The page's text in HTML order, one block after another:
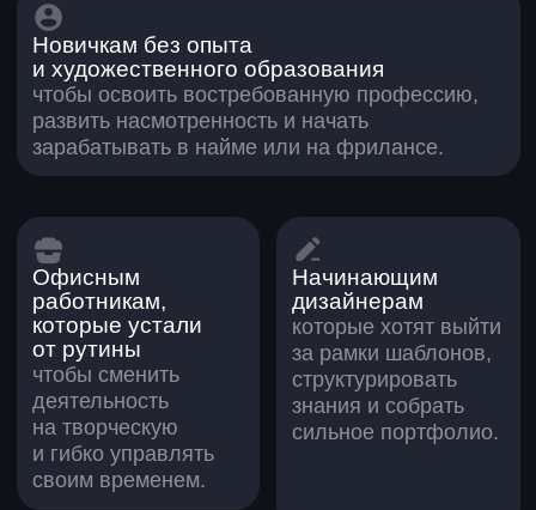
4. Первые шаги в графическом
дизайне
Познакомитесь с форматом
обучения и работой с наставником
Узнаете, как выстроен процесс
обучения
Поймете, как справляться
со страхами и ошибками в начале
3. Референсы и мудборды
Узнаете, где искать референсы и как
подбирать их под задачу
Поймете, как использовать стили
и не копировать решения
Научитесь искать визуал
Научитесь собирать визуальную